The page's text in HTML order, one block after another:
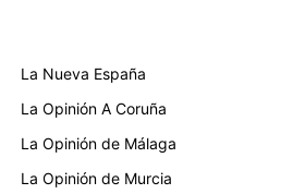
La Nueva España
La Opinión A Coruña
La Opinión de Málaga
La Opinión de Murcia